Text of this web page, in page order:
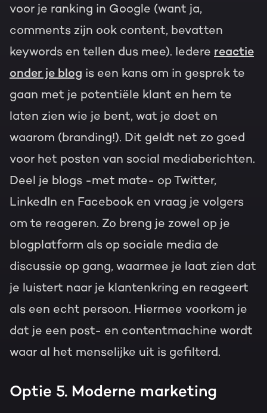
voor je ranking in Google (want ja,
comments zijn ook content, bevatten
keywords en tellen dus mee). Iedere reactie
onder je blog is een kans om in gesprek te
gaan met je potentiële klant en hem te
laten zien wie je bent, wat je doet en
waarom (branding!). Dit geldt net zo goed
voor het posten van social mediaberichten.
Deel je blogs -met mate- op Twitter,
LinkedIn en Facebook en vraag je volgers
om te reageren. Zo breng je zowel op je
blogplatform als op sociale media de
discussie op gang, waarmee je laat zien dat
je luistert naar je klantenkring en reageert
als een echt persoon. Hiermee voorkom je
dat je een post- en contentmachine wordt
waar al het menselijke uit is gefilterd.
Optie 5. Moderne marketing